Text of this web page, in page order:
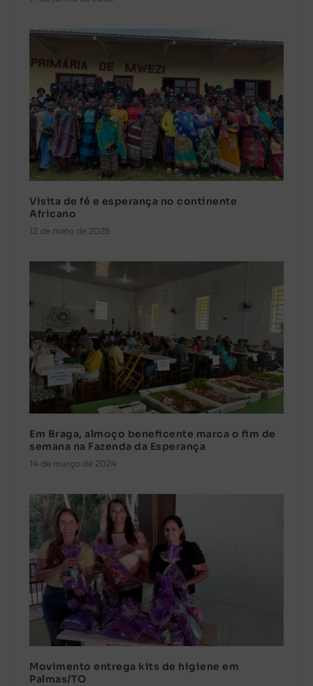
Visita de fé e esperança no continente
Africano
12 de maio de 2025
Em Braga, almoço beneficente marca o fim de
semana na Fazenda da Esperança
14 de março de 2024
Movimento entrega kits de higiene em
Palmas/TO